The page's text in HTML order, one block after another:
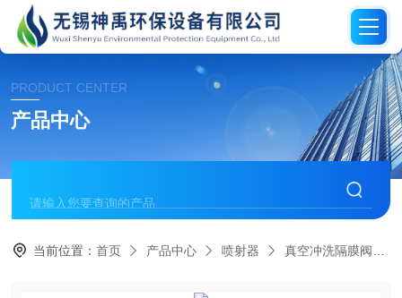
PRODUCT CENTER
产品中心
当前位置：首页 产品中心 喷射器 真空冲洗隔膜阀